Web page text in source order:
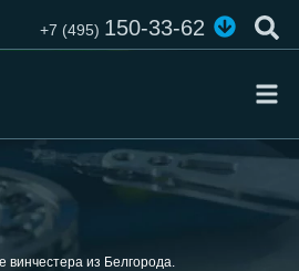
+7 (495)150-33-62
винчестера из Белгорода.